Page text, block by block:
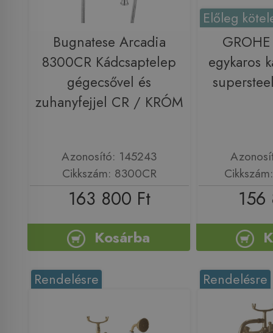
Bugnatese Arcadia
8300CR Kádcsaptelep
gégecsővel és
zuhanyfejjel CR / KRÓM
Azonosító: 145243
Cikkszám: 8300CR
163 800 Ft
Kosárba
Előleg
egykaros
156
Rendelésre Rendelésre